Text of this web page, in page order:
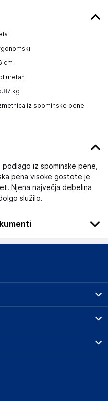
cm
kg
iz spominske pene
iz spominske pene,
pena visoke gostote je
Njena največja debelina
služilo.
ki zagotavlja skladnost